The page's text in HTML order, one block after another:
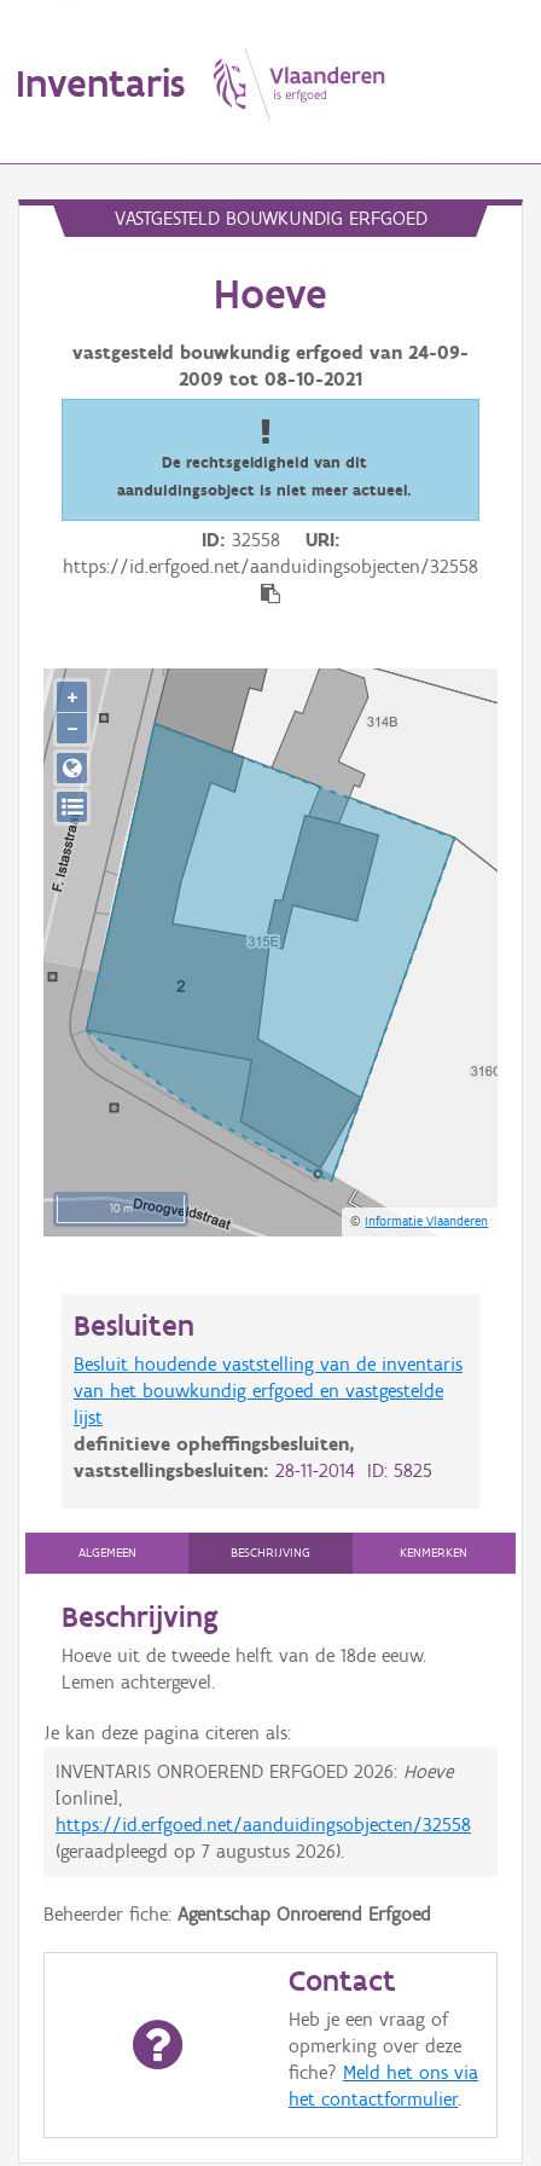
Inventaris
Aanduidingsobject
Waarneming
Persoon of collectief
Aanmelden
VASTGESTELD BOUWKUNDIG ERFGOED
Hoeve
vastgesteld bouwkundig erfgoed van 24-09-
2009 tot 08-10-2021
De rechtsgeldigheid van dit
aanduidingsobject is niet meer actueel.
ID 32558
URI
https://id.erfgoed.net/aanduidingsobjecten/32558
10 m
©Informatie Vlaanderen
+
−
Besluiten
Besluit houdende vaststelling van de inventaris
van het bouwkundig erfgoed en vastgestelde
lijst
definitieve opheffingsbesluiten,
vaststellingsbesluiten: 28-11-2014 ID: 5825
ALGEMEEN BESCHRIJVING KENMERKEN
Beschrijving
Hoeve uit de tweede helft van de 18de eeuw.
Lemen achtergevel.
Je kan deze pagina citeren als:
INVENTARIS ONROEREND ERFGOED 2026: Hoeve
[online],
https://id.erfgoed.net/aanduidingsobjecten/32558
(geraadpleegd op 7 augustus 2026).
Beheerder fiche: Agentschap Onroerend Erfgoed
Contact
Heb je een vraag of
opmerking over deze
fiche? Meld het ons via
het contactformulier.